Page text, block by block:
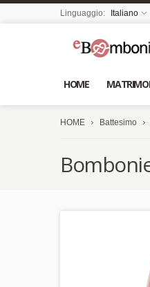
Linguaggio: Italiano
HOME
HOME Battesimo